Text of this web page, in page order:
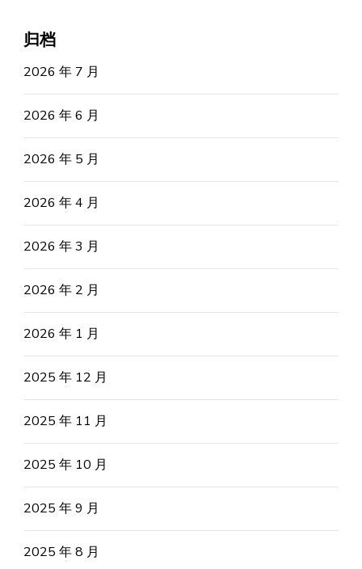
归档
2026 年 7 月
2026 年 6 月
2026 年 5 月
2026 年 4 月
2026 年 3 月
2026 年 2 月
2026 年 1 月
2025 年 12 月
2025 年 11 月
2025 年 10 月
2025 年 9 月
2025 年 8 月